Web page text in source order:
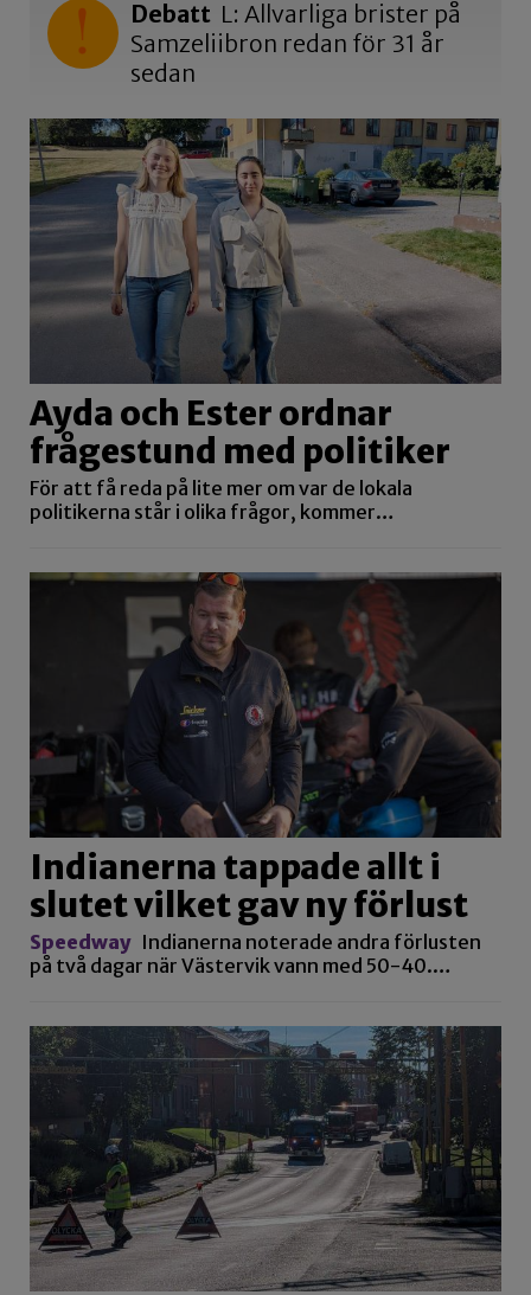
Debatt L: Allvarliga brister på
Samzeliibron redan för 31 år
sedan
Ayda och Ester ordnar
frågestund med politiker
För att få reda på lite mer om var de lokala
politikerna står i olika frågor, kommer…
Indianerna tappade allt i
slutet vilket gav ny förlust
Speedway Indianerna noterade andra förlusten
på två dagar när Västervik vann med 50-40.…